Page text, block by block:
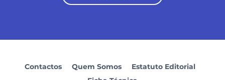
Contactos Quem Somos
Estatuto Editorial